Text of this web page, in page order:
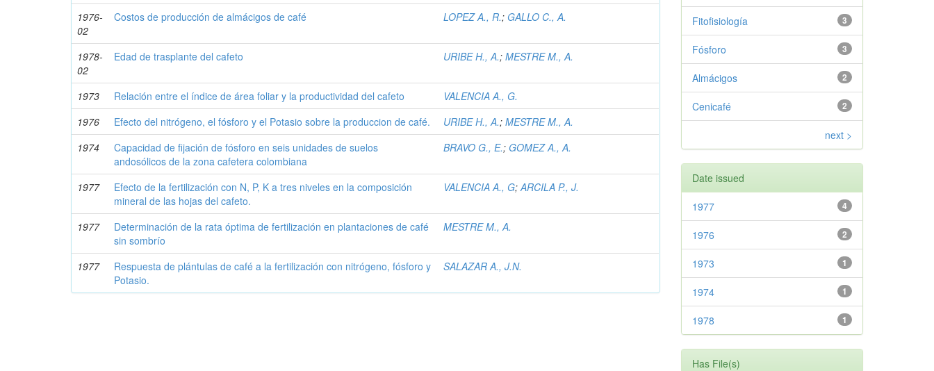
1976-
02
Costos de producción de almácigos de café LOPEZ A., R.; GALLO C., A.
1978-
02
Edad de trasplante del cafeto URIBE H., A.;MESTRE M., A.
1973 Relación entre el índice de área foliar y la productividad del cafeto
VALENCIA A., G.
1976
Efecto del nitrógeno, el fósforo y el Potasio sobre la produccion de café. URIBE H., A.;MESTRE M., A.
1974
Capacidad de fijación de fósforo en seis unidades de suelos
andosólicos de la zona cafetera colombiana
BRAVO G., E.; GOMEZ A., A.
1977
Efecto de la fertilización con N, P, K a tres niveles en la composición
mineral de las hojas del cafeto.
VALENCIA A., G;ARCILA P., J.
1977
Determinación de la rata óptima de fertilización en plantaciones de café
sin sombrío
MESTRE M., A.
1977
Respuesta de plántulas de café a la fertilización con nitrógeno, fósforo y
Potasio.
SALAZAR A., J.N.
3
Fitofisiología
3
Fósforo
2
Almácigos
2
Cenicafé
next >
Date issued
4
1977
2
1976
1
1973
1
1974
1
1978
Has File(s)